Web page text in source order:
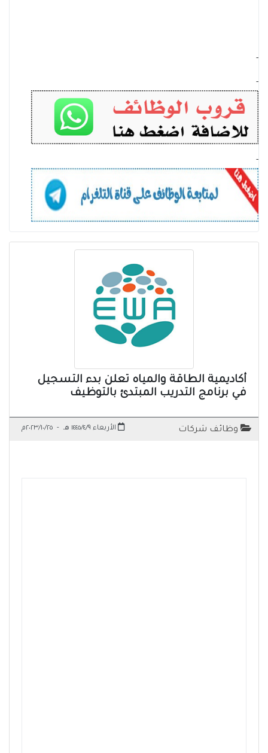
-
-
-
أكاديمية الطاقة والمياه تعلن بدء التسجيل
في برنامج التدريب المبتدئ بالتوظيف
وظائف شركات الأربعاء ١٤٤٥/٤/٩ هـ - ٢٠٢٣/١٠/٢٥م